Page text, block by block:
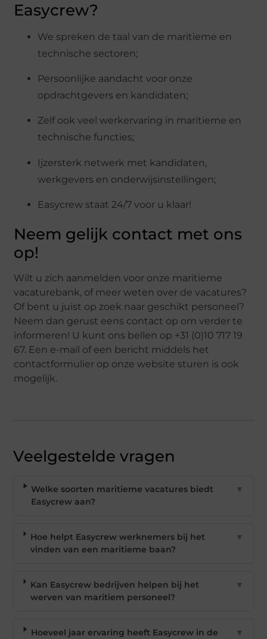
Easycrew?
We spreken de taal van de maritieme en
technische sectoren;
Persoonlijke aandacht voor onze
opdrachtgevers en kandidaten;
Zelf ook veel werkervaring in maritieme en
technische functies;
Ijzersterk netwerk met kandidaten,
werkgevers en onderwijsinstellingen;
Easycrew staat 24/7 voor u klaar!
Neem gelijk contact met ons
op!
Wilt u zich aanmelden voor onze maritieme
vacaturebank, of meer weten over de vacatures?
Of bent u juist op zoek naar geschikt personeel?
Neem dan gerust eens contact op om verder te
informeren! U kunt ons bellen op +31 (0)10 717 19
67. Een e-mail of een bericht middels het
contactformulier op onze website sturen is ook
mogelijk.
Veelgestelde vragen
Welke soorten maritieme vacatures biedt
Easycrew aan?
▼
Hoe helpt Easycrew werknemers bij het
vinden van een maritieme baan?
▼
Kan Easycrew bedrijven helpen bij het
werven van maritiem personeel?
▼
Hoeveel jaar ervaring heeft Easycrew in de
▼